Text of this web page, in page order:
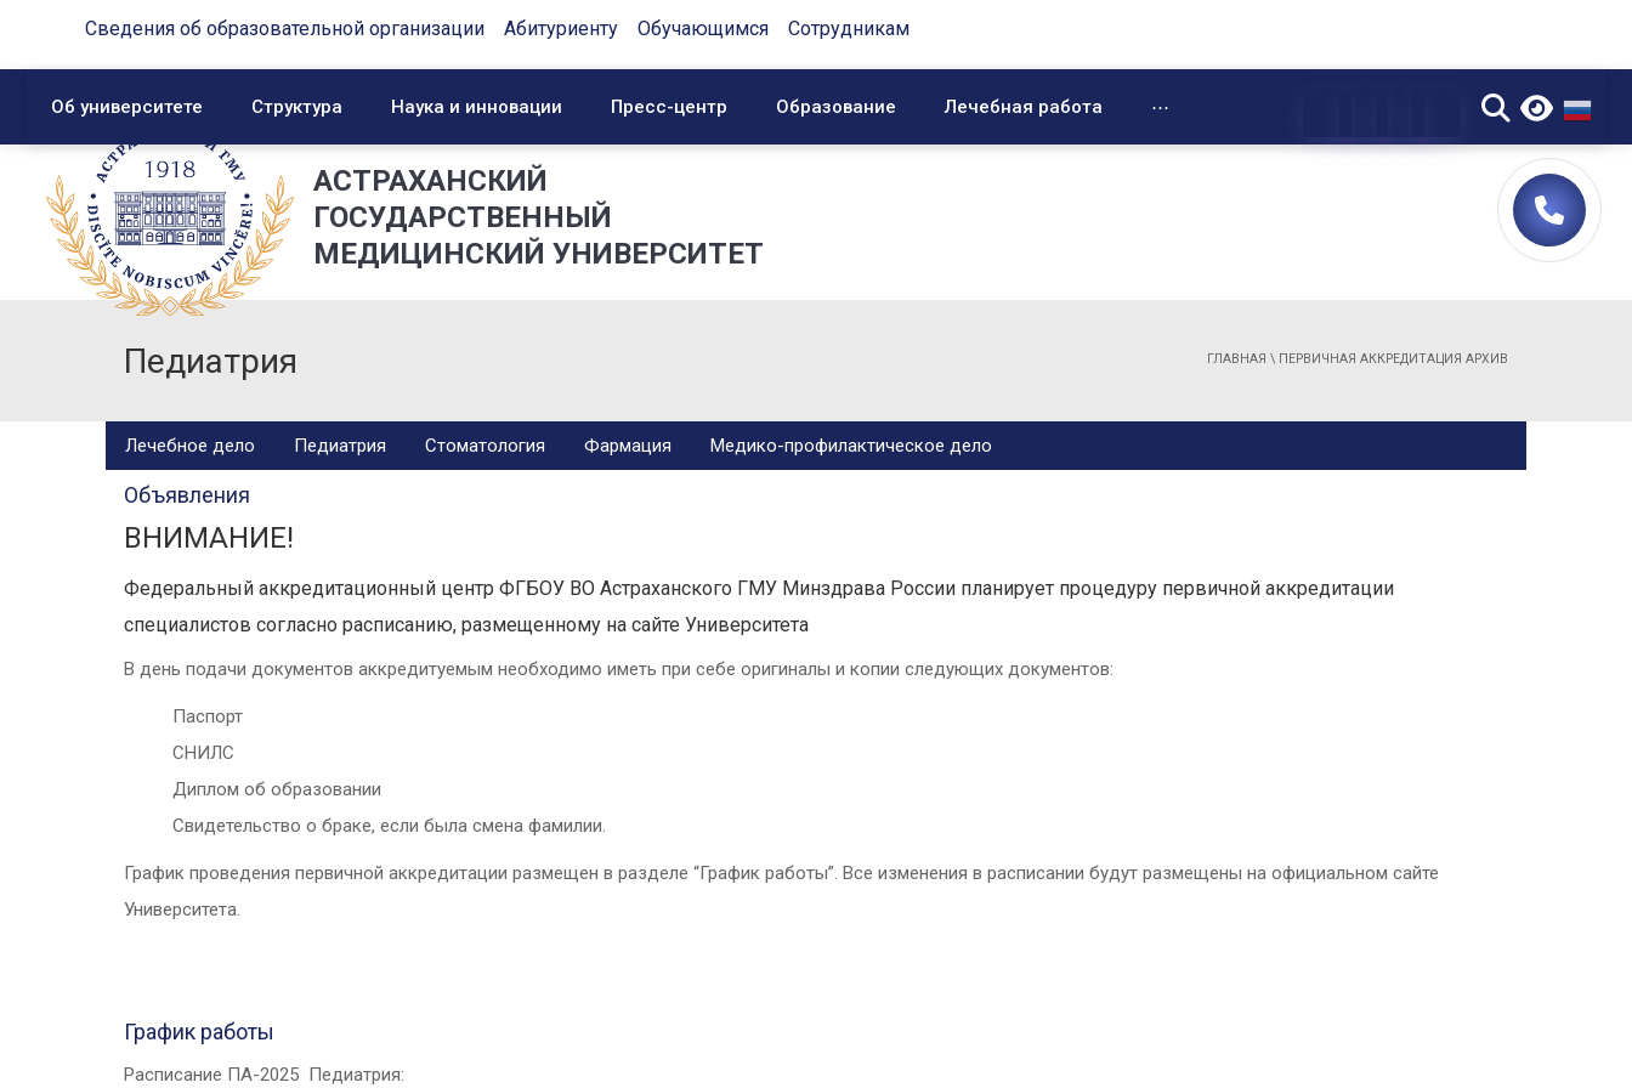
Сведения об образовательной организации Абитуриенту Обучающимся Сотрудникам
Об университете Структура Наука и инновации Пресс-центр Образование Лечебная работа ⋯ ▼
АСТРАХАНСКИЙ
ГОСУДАРСТВЕННЫЙ
МЕДИЦИНСКИЙ УНИВЕРСИТЕТ
Педиатрия ГЛАВНАЯ \ ПЕРВИЧНАЯ АККРЕДИТАЦИЯ АРХИВ
Лечебное дело Педиатрия Стоматология Фармация Медико-профилактическое дело
Объявления
ВНИМАНИЕ!
Федеральный аккредитационный центр ФГБОУ ВО Астраханского ГМУ Минздрава России планирует процедуру первичной аккредитации
специалистов согласно расписанию, размещенному на сайте Университета
В день подачи документов аккредитуемым необходимо иметь при себе оригиналы и копии следующих документов:
Паспорт
СНИЛС
Диплом об образовании
Свидетельство о браке, если была смена фамилии.
График проведения первичной аккредитации размещен в разделе “График работы”. Все изменения в расписании будут размещены на официальном сайте
Университета.
График работы
Расписание ПА-2025 Педиатрия: